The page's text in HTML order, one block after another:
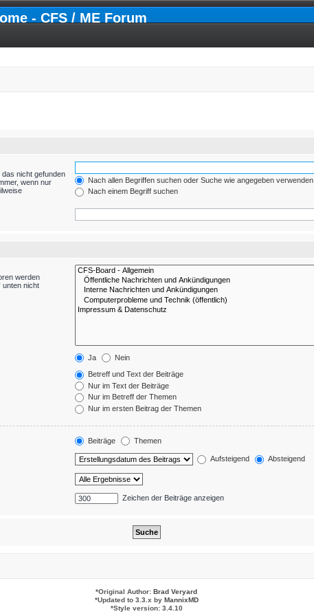
- CFS / ME Forum
nicht gefunden
wenn nur
Nach allen Begriffen suchen oder Suche wie angegeben verwenden
Nach einem Begriff suchen
werden
unten nicht
Ja Nein
Betreff und Text der Beiträge
Nur im Text der Beiträge
Nur im Betreff der Themen
Nur im ersten Beitrag der Themen
Beiträge Themen
Aufsteigend Absteigend
Zeichen der Beiträge anzeigen
*Original Author: Brad Veryard
*Updated to 3.3.x by MannixMD
*Style version: 3.4.10